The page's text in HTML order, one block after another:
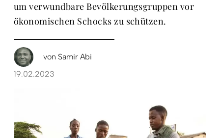
um verwundbare Bevölkerungsgruppen vor
ökonomischen Schocks zu schützen.
von Samir Abi
19.02.2023